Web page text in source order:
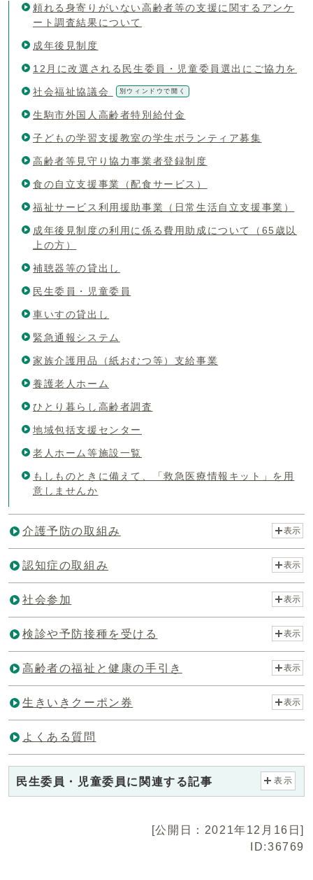
頼れる身寄りがいない高齢者等の支援に関するアンケ
ート調査結果について
成年後見制度
12月に改選される民生委員・児童委員選出にご協力を
社会福祉協議会 別ウィンドウで開く
生駒市外国人高齢者特別給付金
子どもの学習支援教室の学生ボランティア募集
高齢者等見守り協力事業者登録制度
食の自立支援事業（配食サービス）
福祉サービス利用援助事業（日常生活自立支援事業）
成年後見制度の利用に係る費用助成について（65歳以
上の方）
補聴器等の貸出し
民生委員・児童委員
車いすの貸出し
緊急通報システム
家族介護用品（紙おむつ等）支給事業
養護老人ホーム
ひとり暮らし高齢者調査
地域包括支援センター
老人ホーム等施設一覧
もしものときに備えて、「救急医療情報キット」を用
意しませんか
介護予防の取組み 表示
認知症の取組み 表示
社会参加 表示
検診や予防接種を受ける 表示
高齢者の福祉と健康の手引き 表示
生きいきクーポン券 表示
よくある質問
民生委員・児童委員に関連する記事 表示
[公開日：2021年12月16日]
ID:36769